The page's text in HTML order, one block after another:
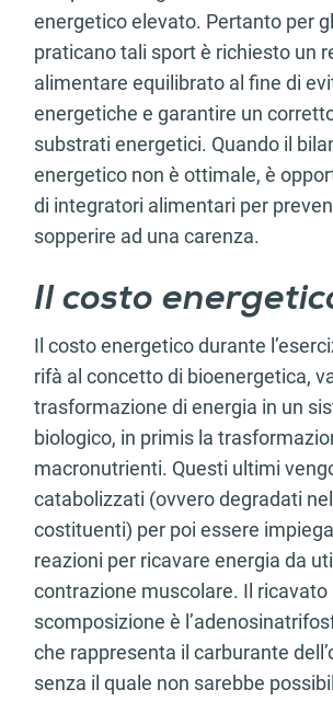
energetico elevato. Pertanto per
praticano tali sport è richiesto un
alimentare equilibrato al fine di
energetiche e garantire un
substrati energetici. Quando il
energetico non è ottimale, è
di integratori alimentari per
sopperire ad una carenza.
Il costo
Il costo energetico durante
rifà al concetto di bioenergetica,
trasformazione di energia in un
biologico, in primis la
macronutrienti. Questi ultimi
catabolizzati (ovvero degradati
costituenti) per poi essere
reazioni per ricavare energia da
contrazione muscolare. Il
scomposizione è
che rappresenta il carburante
senza il quale non sarebbe